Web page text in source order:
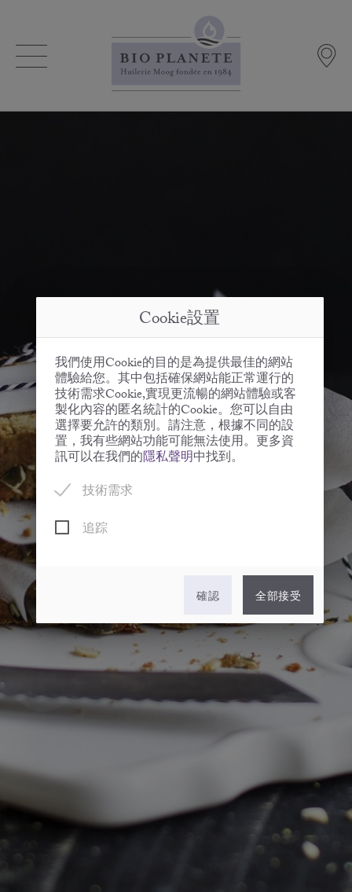
Cookie設置
我們使用Cookie的目的是為提供最佳的網站
體驗給您。其中包括確保網站能正常運行的
技術需求Cookie,實現更流暢的網站體驗或客
製化內容的匿名統計的Cookie。您可以自由
選擇要允許的類別。請注意，根據不同的設
置，我有些網站功能可能無法使用。更多資
訊可以在我們的隱私聲明中找到。
技術需求
追踪
確認 全部接受